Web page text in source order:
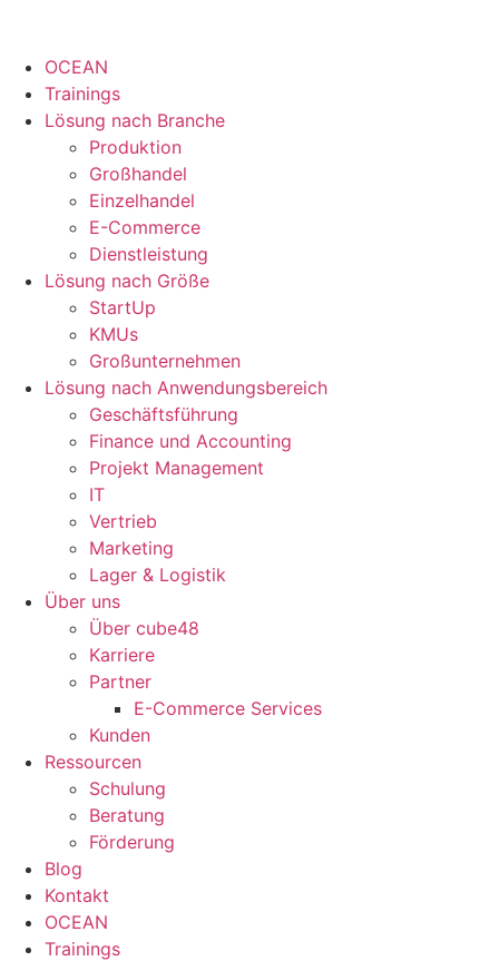
OCEAN
Trainings
Lösung nach Branche
Produktion
Großhandel
Einzelhandel
E-Commerce
Dienstleistung
Lösung nach Größe
StartUp
KMUs
Großunternehmen
Lösung nach Anwendungsbereich
Geschäftsführung
Finance und Accounting
Projekt Management
IT
Vertrieb
Marketing
Lager & Logistik
Über uns
Über cube48
Karriere
Partner
E-Commerce Services
Kunden
Ressourcen
Schulung
Beratung
Förderung
Blog
Kontakt
OCEAN
Trainings